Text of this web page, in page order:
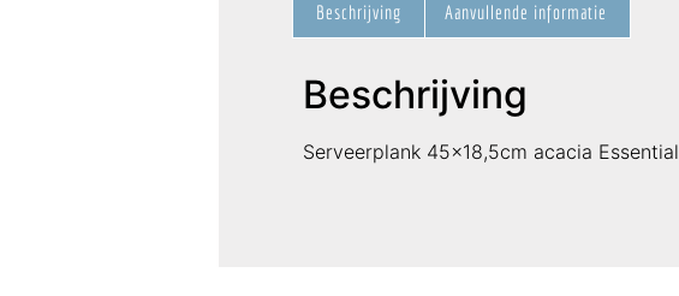
Beschrijving Aanvullende informatie
Beschrijving
Serveerplank 45×18,5cm acacia Essential